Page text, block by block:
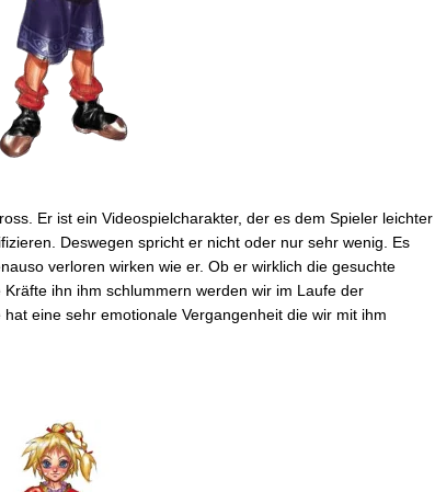
Er ist ein Videospielcharakter, der es dem Spieler leichter
Deswegen spricht er nicht oder nur sehr wenig. Es
verloren wirken wie er. Ob er wirklich die gesuchte
ihn ihm schlummern werden wir im Laufe der
eine sehr emotionale Vergangenheit die wir mit ihm